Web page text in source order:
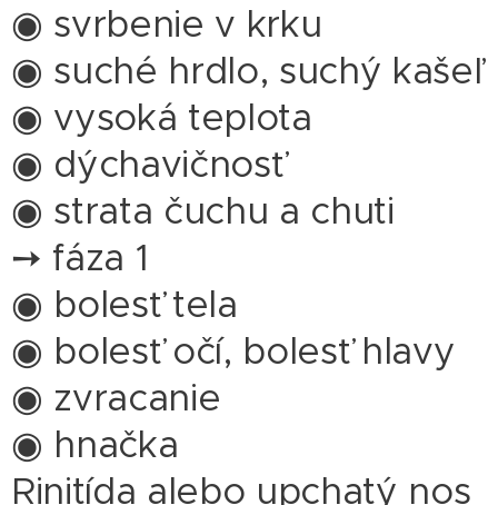
◉ svrbenie v krku
◉ suché hrdlo, suchý kašeľ
◉ vysoká teplota
◉ dýchavičnosť
◉ strata čuchu a chuti
➙ fáza 1
◉ bolesť tela
◉ bolesť očí, bolesť hlavy
◉ zvracanie
◉ hnačka
Rinitída alebo upchatý nos